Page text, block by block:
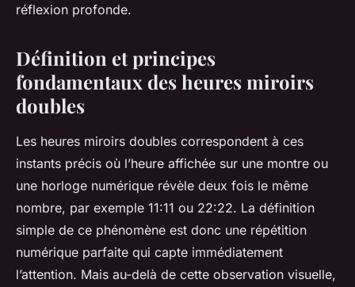
réflexion profonde.
Définition et principes
fondamentaux des heures miroirs
doubles
Les heures miroirs doubles correspondent à ces
instants précis où l’heure affichée sur une montre ou
une horloge numérique révèle deux fois le même
nombre, par exemple 11:11 ou 22:22. La définition
simple de ce phénomène est donc une répétition
numérique parfaite qui capte immédiatement
l’attention. Mais au-delà de cette observation visuelle,